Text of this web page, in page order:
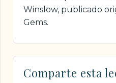
Winslow, publicado
Gems.
Comparte esta